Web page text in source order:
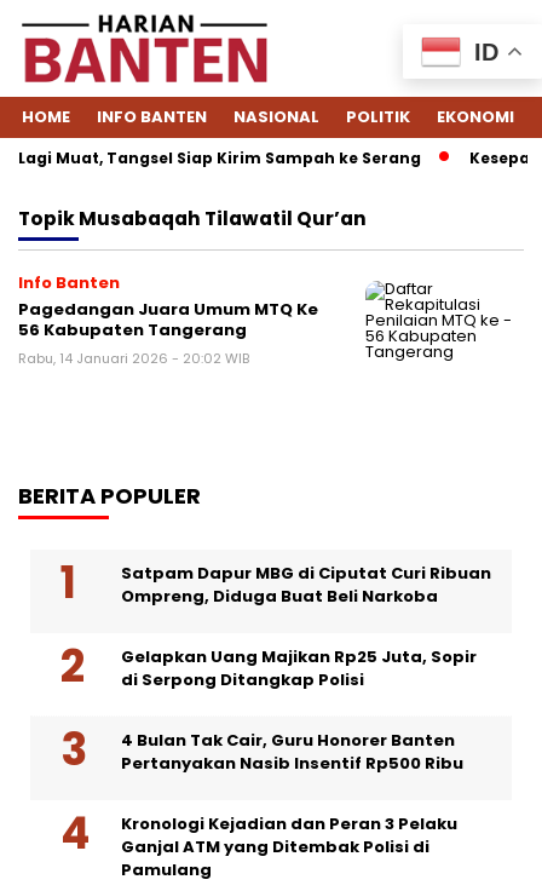
HOME INFO BANTEN NASIONAL POLITIK EKONOMI
Muat, Tangsel Siap Kirim Sampah ke Serang
TopikMusabaqah Tilawatil Qur’an
Info Banten
Pagedangan Juara Umum MTQ Ke
56 Kabupaten Tangerang
Rabu, 14 Januari 2026 - 20:02 WIB
BERITA POPULER
Satpam Dapur MBG di Ciputat Curi Ribuan
Ompreng, Diduga Buat Beli Narkoba
Gelapkan Uang Majikan Rp25 Juta, Sopir
di Serpong Ditangkap Polisi
4 Bulan Tak Cair, Guru Honorer Banten
Pertanyakan Nasib Insentif Rp500 Ribu
Kronologi Kejadian dan Peran 3 Pelaku
Ganjal ATM yang Ditembak Polisi di
Pamulang
ID